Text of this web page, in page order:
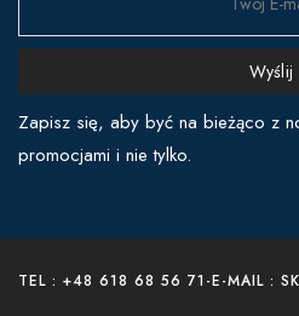
Wyślij
Zapisz się, aby być na bieżąco z
promocjami i nie tylko.
TEL : +48 618 68 56 71 -E-MAIL :